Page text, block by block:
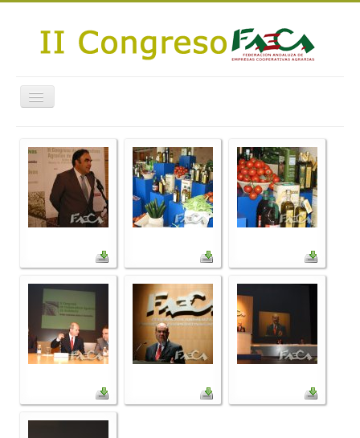
Cambiar
navegación
Fotos
Revista